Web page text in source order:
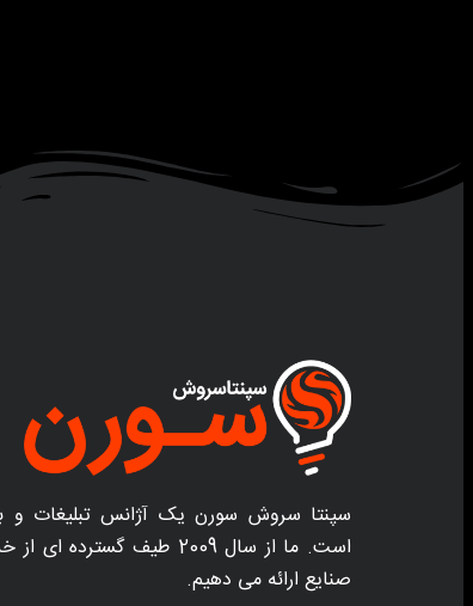
سپنتا سروش سورن یک آژانس تبلیغات و
است. ما از سال 2009 طیف
صنایع ارائه می دهیم.